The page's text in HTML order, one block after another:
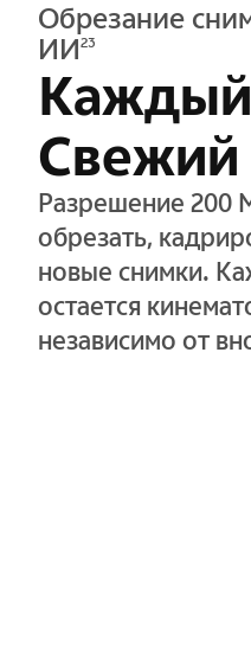
Обрезание
ИИ23
Свежий
Разрешение 200
обрезать,
новые снимки.
остается
независимо от